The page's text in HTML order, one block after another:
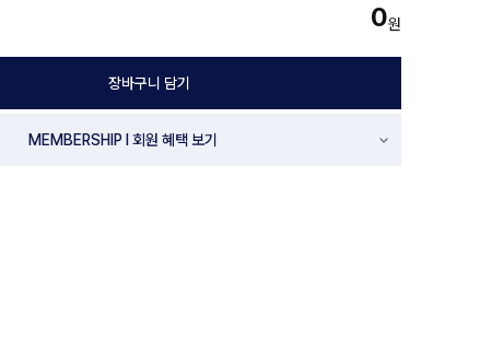
0원
장바구니 담기
MEMBERSHIP l 회원 혜택 보기